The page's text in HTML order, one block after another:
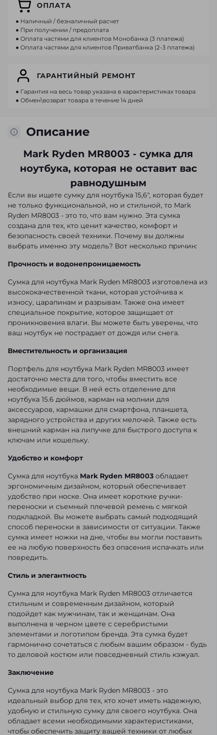
Описание
Mark Ryden MR8003 - сумка для
ноутбука, которая не оставит вас
равнодушным
Если вы ищете сумку для ноутбука 15,6", которая будет
не только функциональной, но и стильной, то Mark
Ryden MR8003 - это то, что вам нужно. Эта сумка
создана для тех, кто ценит качество, комфорт и
безопасность своей техники. Почему вы должны
выбрать именно эту модель? Вот несколько причин:
Прочность и водонепроницаемость
Сумка для ноутбука Mark Ryden MR8003 изготовлена из
высококачественной ткани, которая устойчива к
износу, царапинам и разрывам. Также она имеет
специальное покрытие, которое защищает от
проникновения влаги. Вы можете быть уверены, что
ваш ноутбук не пострадает от дождя или снега.
Вместительность и организация
Портфель для ноутбука Mark Ryden MR8003 имеет
достаточно места для того, чтобы вместить все
необходимые вещи. В ней есть отделение для
ноутбука 15.6 дюймов, карман на молнии для
аксессуаров, кармашки для смартфона, планшета,
зарядного устройства и других мелочей. Также есть
внешний карман на липучке для быстрого доступа к
ключам или кошельку.
Удобство и комфорт
Сумка для ноутбука Mark Ryden MR8003 обладает
эргономичным дизайном, который обеспечивает
удобство при носке. Она имеет короткие ручки-
переноски и съемный плечевой ремень с мягкой
подкладкой. Вы можете выбрать самый подходящий
способ переноски в зависимости от ситуации. Также
сумка имеет ножки на дне, чтобы вы могли поставить
ее на любую поверхность без опасения испачкать или
повредить.
Стиль и элегантность
Сумка для ноутбука Mark Ryden MR8003 отличается
стильным и современным дизайном, который
подойдет как мужчинам, так и женщинам. Она
выполнена в черном цвете с серебристыми
элементами и логотипом бренда. Эта сумка будет
гармонично сочетаться с любым вашим образом - будь
то деловой костюм или повседневный стиль кэжуал.
Заключение
Сумка для ноутбука Mark Ryden MR8003 - это
идеальный выбор для тех, кто хочет иметь надежную,
удобную и стильную сумку для своего ноутбука. Она
обладает всеми необходимыми характеристиками,
чтобы обеспечить защиту вашей техники от любых
ОПЛАТА
● Наличный / безналичный расчет
● При получении / предоплата
● Оплата частями для клиентов Монобанка (3 платежа)
● Оплата частями для клиентов Приватбанка (2-3 платежа)
ГАРАНТИЙНЫЙ РЕМОНТ
● Гарантия на весь товар указана в характеристиках товара
● Обмен\возврат товара в течение 14 дней